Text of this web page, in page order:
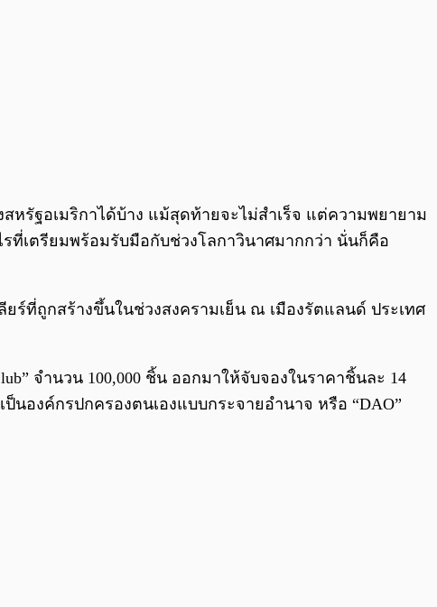
0:00
สหรัฐอเมริกาได้บ้าง แม้สุดท้ายจะไม่สำเร็จ แต่ความพยายาม
ที่เตรียมพร้อมรับมือกับช่วงโลกาวินาศมากกว่า นั่นก็คือ
ร์ที่ถูกสร้างขึ้นในช่วงสงครามเย็น ณ เมืองรัตแลนด์ ประเทศ
จำนวน 100,000 ชิ้น ออกมาให้จับจองในราคาชิ้นละ 14
องค์กรปกครองตนเองแบบกระจายอำนาจ หรือ “DAO”